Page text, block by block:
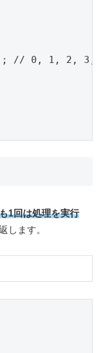
// 0, 1, 2, 3,
1回は処理を実行
します。